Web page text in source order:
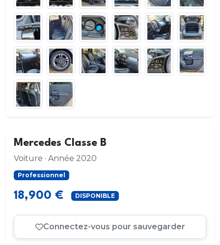
Mercedes Classe B
Voiture · Année 2020
Professionnel
18,900 € DISPONIBLE
Connectez-vous pour sauvegarder